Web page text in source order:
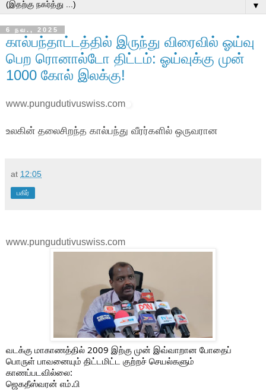
▼
6 நவ., 2025
கால்பந்தாட்டத்தில் இருந்து விரைவில் ஓய்வு
பெற ரொனால்டோ திட்டம்: ஓய்வுக்கு முன்
1000 கோல் இலக்கு!
www.pungudutivuswiss.com
உலகின் தலைசிறந்த கால்பந்து வீரர்களில் ஒருவரான
at 12:05
பகிர்
www.pungudutivuswiss.com
வடக்கு மாகாணத்தில் 2009 இற்கு முன் இவ்வாறான போதைப்
பொருள் பாவனையும் திட்டமிட்ட குற்றச் செயல்களும்
காணப்படவில்லை:
ஜெகதீஸ்வரன் எம்.பி